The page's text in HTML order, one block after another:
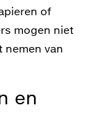
of
mogen niet
nemen van
en